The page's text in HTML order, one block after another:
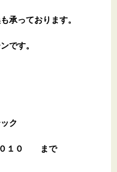
承っております。
です。
ク
１０ まで